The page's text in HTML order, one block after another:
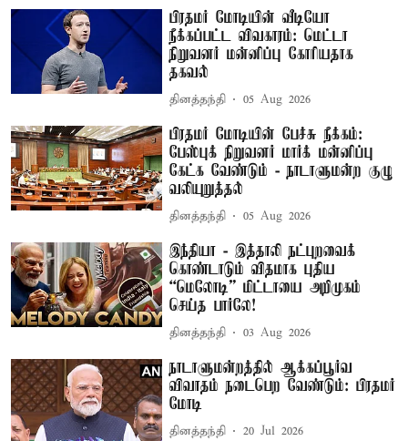
பிரதமர் மோடியின் வீடியோ
நீக்கப்பட்ட விவகாரம்: மெட்டா
நிறுவனர் மன்னிப்பு கோரியதாக
தகவல்
தினத்தந்தி 05 Aug 2026
பிரதமர் மோடியின் பேச்சு நீக்கம்:
பேஸ்புக் நிறுவனர் மார்க் மன்னிப்பு
கேட்க வேண்டும் - நாடாளுமன்ற குழு
வலியுறுத்தல்
தினத்தந்தி 05 Aug 2026
இந்தியா - இத்தாலி நட்புறவைக்
கொண்டாடும் விதமாக புதிய
“மெலோடி” மிட்டாயை அறிமுகம்
செய்த பார்லே!
தினத்தந்தி 03 Aug 2026
நாடாளுமன்றத்தில் ஆக்கப்பூர்வ
விவாதம் நடைபெற வேண்டும்: பிரதமர்
மோடி
தினத்தந்தி 20 Jul 2026